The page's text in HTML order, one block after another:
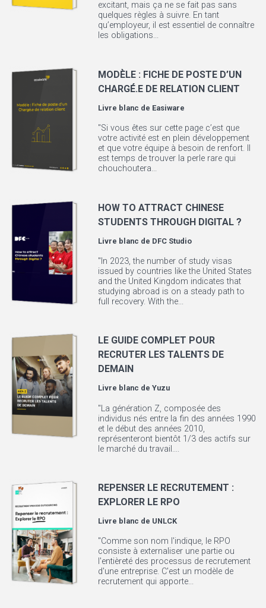
excitant, mais ça ne se fait pas sans
quelques règles à suivre. En tant
qu’employeur, il est essentiel de connaître
les obligations...
MODÈLE : FICHE DE POSTE D’UN
CHARGÉ.E DE RELATION CLIENT
Livre blanc de Easiware
"Si vous êtes sur cette page c’est que
votre activité est en plein développement
et que votre équipe à besoin de renfort. Il
est temps de trouver la perle rare qui
chouchoutera...
HOW TO ATTRACT CHINESE
STUDENTS THROUGH DIGITAL ?
Livre blanc de DFC Studio
"In 2023, the number of study visas
issued by countries like the United States
and the United Kingdom indicates that
studying abroad is on a steady path to
full recovery. With the...
LE GUIDE COMPLET POUR
RECRUTER LES TALENTS DE
DEMAIN
Livre blanc deYuzu
"La génération Z, composée des
individus nés entre la fin des années 1990
et le début des années 2010,
représenteront bientôt 1/3 des actifs sur
le marché du travail....
REPENSER LE RECRUTEMENT :
EXPLORER LE RPO
Livre blanc de UNLCK
"Comme son nom l'indique, le RPO
consiste à externaliser une partie ou
l'entièreté des processus de recrutement
d'une entreprise. C'est un modèle de
recrutement qui apporte...